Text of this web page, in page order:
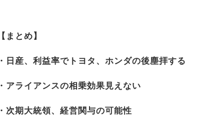
【まとめ】
・日産、利益率でトヨタ、ホンダの後塵拝する
・アライアンスの相乗効果見えない
・次期大統領、経営関与の可能性